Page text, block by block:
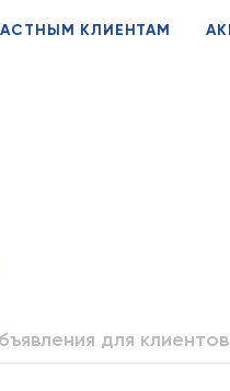
КЛИЕНТАМ
для клиентов